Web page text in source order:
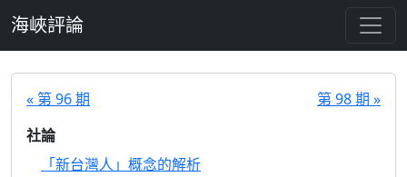
海峽評論
« 第 96 期
第 98 期 »
社論
「新台灣人」概念的解析